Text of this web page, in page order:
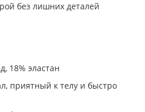
без лишних деталей
18% эластан
приятный к телу и быстро